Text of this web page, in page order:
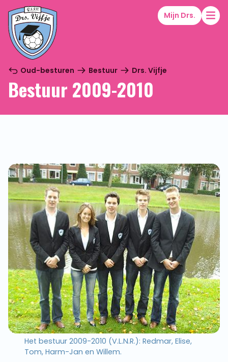
Mijn Drs.
Oud-besturen Bestuur Drs. Vijfje
Bestuur 2009-2010
Het bestuur 2009-2010 (V.L.N.R.): Redmar, Elise,
Tom, Harm-Jan en Willem.